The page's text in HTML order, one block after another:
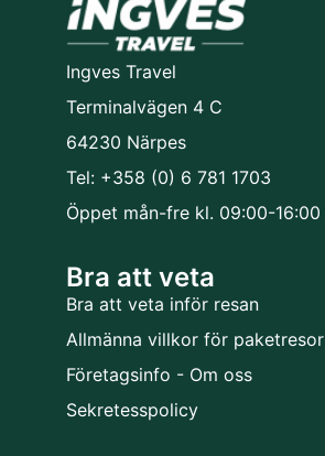
Ingves Travel
Terminalvägen 4 C
64230 Närpes
Tel: +358 (0) 6 781 1703
Öppet mån-fre kl. 09:00-16:00
Bra att veta
Bra att veta inför resan
Allmänna villkor för paketresor
Företagsinfo - Om oss
Sekretesspolicy